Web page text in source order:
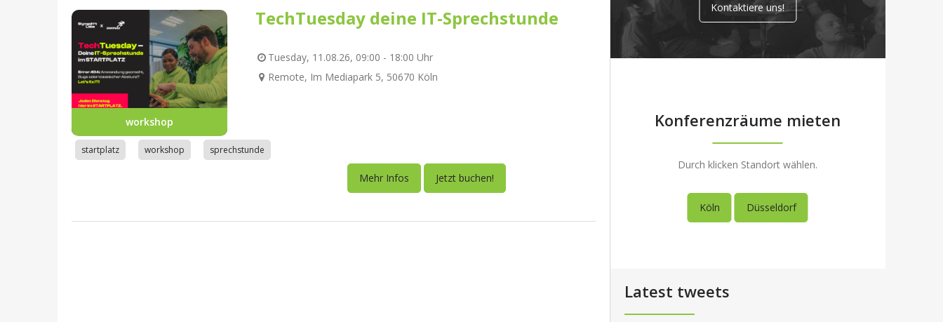
workshop
TechTuesday deine IT-Sprechstunde
Tuesday, 11.08.26, 09:00 - 18:00 Uhr
Remote, Im Mediapark 5, 50670 Köln
startplatz workshop sprechstunde
Mehr Infos Jetzt buchen!
Kontaktiere uns!
Konferenzräume mieten
Durch klicken Standort wählen.
Köln Düsseldorf
Latest tweets